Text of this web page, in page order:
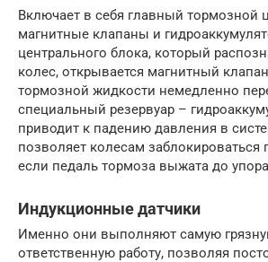
Включает в себя главный тормозной
магнитные клапаны и
центрального блока, который
колес, открывается магнитный
тормозной жидкости немедленно
специальный резервуар –
приводит к падению давления в
позволяет колесам
если педаль тормоза выжата до
Индукционные датчики
Именно они выполняют самую
ответственную работу, позволяя